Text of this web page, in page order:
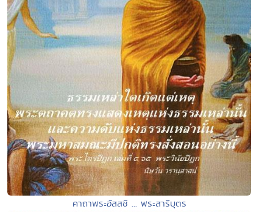
คาถาพระอัสสชิ ... พระสารีบุตร